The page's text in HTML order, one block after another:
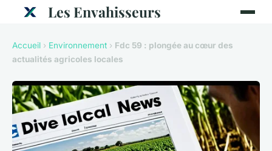
Les Envahisseurs
Accueil › Environnement › Fdc 59 : plongée au cœur des
actualités agricoles locales